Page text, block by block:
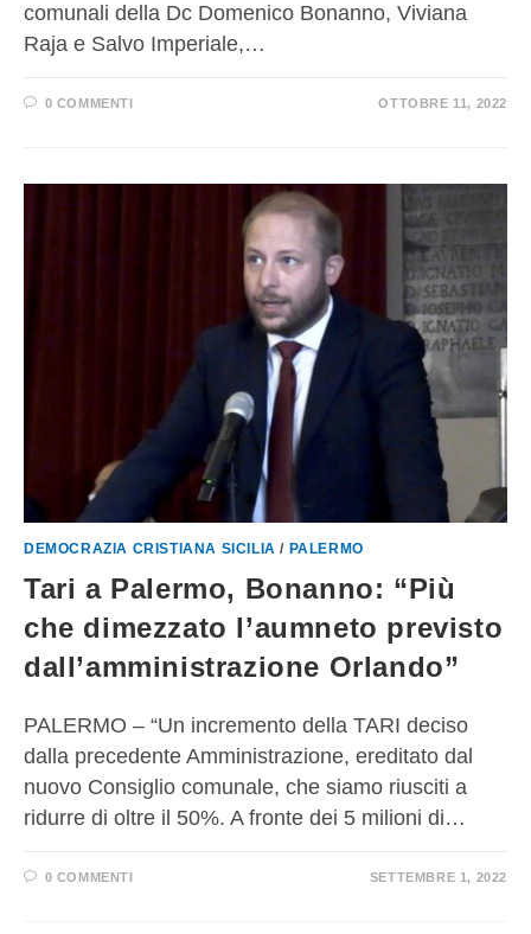
comunali della Dc Domenico Bonanno, Viviana
Raja e Salvo Imperiale,…
0 COMMENTI OTTOBRE 11, 2022
DEMOCRAZIA CRISTIANA SICILIA / PALERMO
Tari a Palermo, Bonanno: “Più
che dimezzato l’aumneto previsto
dall’amministrazione Orlando”
PALERMO – “Un incremento della TARI deciso
dalla precedente Amministrazione, ereditato dal
nuovo Consiglio comunale, che siamo riusciti a
ridurre di oltre il 50%. A fronte dei 5 milioni di…
0 COMMENTI SETTEMBRE 1, 2022